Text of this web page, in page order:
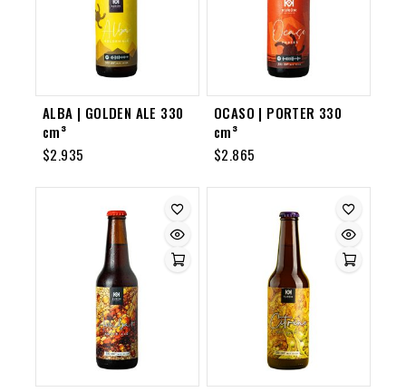
ALBA | GOLDEN ALE 330
cm³
$2.935
OCASO | PORTER 330
cm³
$2.865